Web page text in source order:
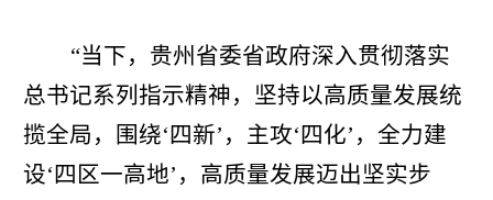
“当下，贵州省委省政府深入贯彻落实
总书记系列指示精神，坚持以高质量发展统
揽全局，围绕‘四新’，主攻‘四化’，全力建
设‘四区一高地’，高质量发展迈出坚实步